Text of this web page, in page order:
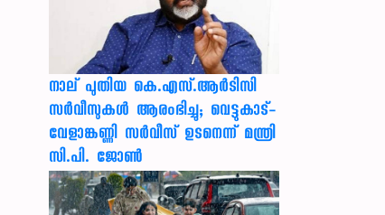
നാല് പുതിയ കെ.എസ്.ആർടിസി
സർവീസുകൾ ആരംഭിച്ചു; വെട്ടുകാട്-
വേളാങ്കണ്ണി സർവീസ് ഉടനെന്ന് മന്ത്രി
സി.പി. ജോൺ